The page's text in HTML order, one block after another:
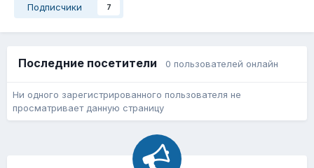
Подписчики 7
Последние посетители 0 пользователей онлайн
Ни одного зарегистрированного пользователя не
просматривает данную страницу